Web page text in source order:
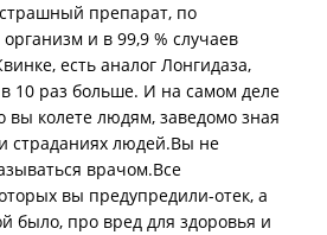
препарат, по
и в 99,9 % случаев
есть аналог Лонгидаза,
в 10 раз больше. И на самом деле
вы колете людям, заведомо зная
страданиях людей.Вы не
врачом.Все
вы предупредили-отек, а
было, про вред для здоровья и